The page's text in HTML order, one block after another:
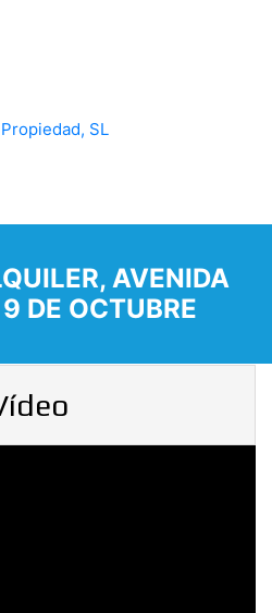
AVENIDA
DE OCTUBRE